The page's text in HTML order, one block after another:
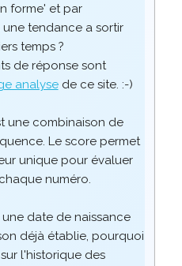
forme' et par
tendance a sortir
temps ?
de réponse sont
analysede ce site. :-)
une combinaison de
Le score permet
unique pour évaluer
numéro.
date de naissance
déjà établie, pourquoi
l'historique des